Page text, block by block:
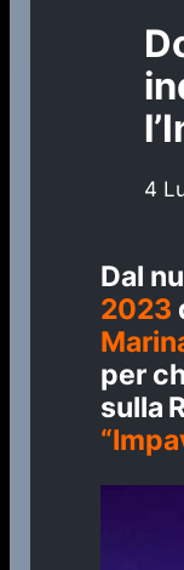
4
Dal
2023
per
sulla